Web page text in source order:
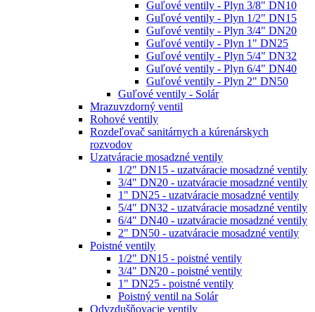
Guľové ventily - Plyn 3/8" DN10
Guľové ventily - Plyn 1/2" DN15
Guľové ventily - Plyn 3/4" DN20
Guľové ventily - Plyn 1" DN25
Guľové ventily - Plyn 5/4" DN32
Guľové ventily - Plyn 6/4" DN40
Guľové ventily - Plyn 2" DN50
Guľové ventily - Solár
Mrazuvzdorný ventil
Rohové ventily
Rozdeľovač sanitárnych a kúrenárskych
rozvodov
Uzatváracie mosadzné ventily
1/2" DN15 - uzatváracie mosadzné ventily
3/4" DN20 - uzatváracie mosadzné ventily
1" DN25 - uzatváracie mosadzné ventily
5/4" DN32 - uzatváracie mosadzné ventily
6/4" DN40 - uzatváracie mosadzné ventily
2" DN50 - uzatváracie mosadzné ventily
Poistné ventily
1/2" DN15 - poistné ventily
3/4" DN20 - poistné ventily
1" DN25 - poistné ventily
Poistný ventil na Solár
Odvzdušňovacie ventily